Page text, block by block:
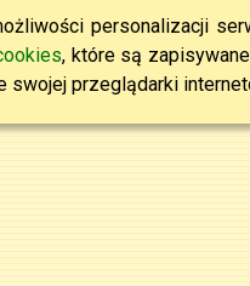
personalizacji
, które są
swojej przeglądarki